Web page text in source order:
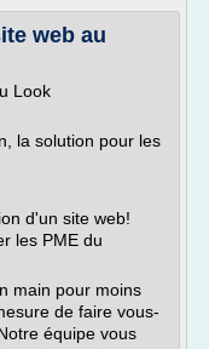
web au
Look
la solution pour les
d'un site web!
les PME du
main pour moins
de faire vous-
équipe vous